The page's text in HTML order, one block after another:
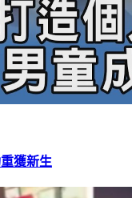
獲新生